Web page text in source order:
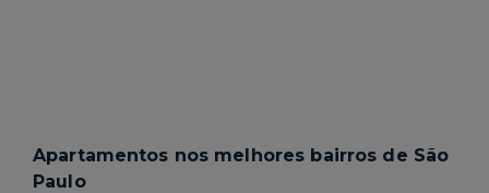
Apartamentos nos melhores bairros de São
Paulo